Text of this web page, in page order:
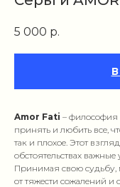
5 000 р.
Amor Fati – философия
принять и любить все,
так и плохое. Этот
обстоятельствах
Принимая свою судьбу,
от тяжести сожалений